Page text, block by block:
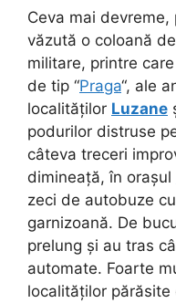
Ceva mai
văzută o coloană
militare, printre
de tip “Praga“, ale
localităților Luzane
podurilor distruse
câteva treceri
dimineață, în orașul
zeci de autobuze
garnizoană. De
prelung și au tras
automate. Foarte
localităților